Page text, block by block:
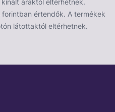
értendők. A termékek
látottaktól eltérhetnek.